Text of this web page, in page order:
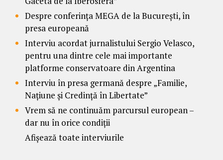
Despre conferința MEGA de la București, în
presa europeană
Interviu acordat jurnalistului Sergio Velasco,
pentru una dintre cele mai importante
platforme conservatoare din Argentina
Interviu în presa germană despre „Familie,
Națiune și Credință în Libertate”
Vrem să ne continuăm parcursul european –
dar nu în orice condiții
Afișează toate interviurile